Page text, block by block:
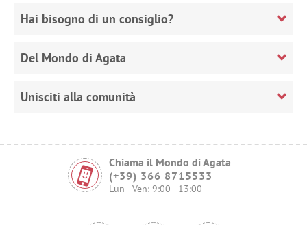
Hai bisogno di un consiglio?
Del Mondo di Agata
Unisciti alla comunità
Chiama il Mondo di Agata
(+39) 366 8715533
Lun - Ven: 9:00 - 13:00